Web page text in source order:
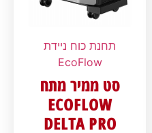
תחנת כוח ניידת
EcoFlow
סט ממיר מתח
ECOFLOW
DELTA PRO